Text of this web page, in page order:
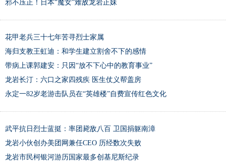
邪不压正！日本“魔女”难敌龙岩正妹
花甲老兵三十七年苦寻烈士家属
海归支教王虹迪：和学生建立割舍不下的感情
带病上课郭建安：只因“放不下心中的教育事业”
龙岩长汀：六口之家四残疾 医生仗义帮盖房
永定一82岁老游击队员在“英雄楼”自费宣传红色文化
武平抗日烈士蓝挺：率团毙敌八百 卫国捐躯南漳
龙岩小伙创办美团网兼任CEO 历经数次失败
龙岩市民柯银河游历国家最多创基尼斯纪录